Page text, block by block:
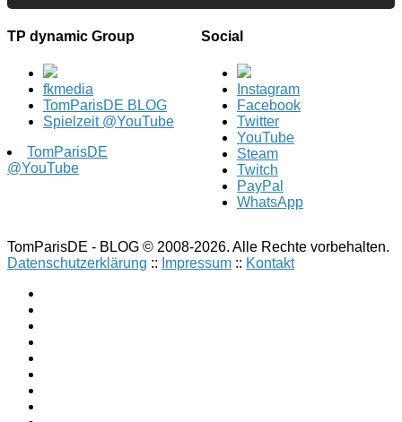
TP dynamic Group
fkmedia
TomParisDE BLOG
Spielzeit @YouTube
TomParisDE
@YouTube
Social
Instagram
Facebook
Twitter
YouTube
Steam
Twitch
PayPal
WhatsApp
TomParisDE - BLOG © 2008-2026. Alle Rechte vorbehalten.
Datenschutzerklärung :: Impressum :: Kontakt